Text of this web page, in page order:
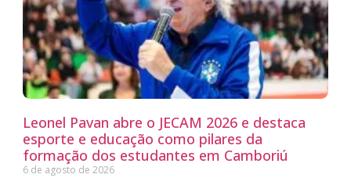
Leonel Pavan abre o JECAM 2026 e destaca
esporte e educação como pilares da
formação dos estudantes em Camboriú
6 de agosto de 2026